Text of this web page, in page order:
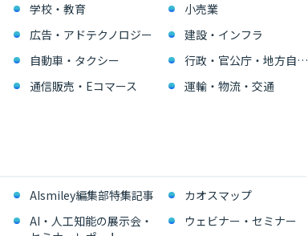
学校・教育
小売業
広告・アドテクノロジー
建設・インフラ
自動車・タクシー
行政・官公庁・地方自治体
通信販売・Eコマース
運輸・物流・交通
AIsmiley編集部特集記事
カオスマップ
AI・人工知能の展示会・
ウェビナー・セミナー